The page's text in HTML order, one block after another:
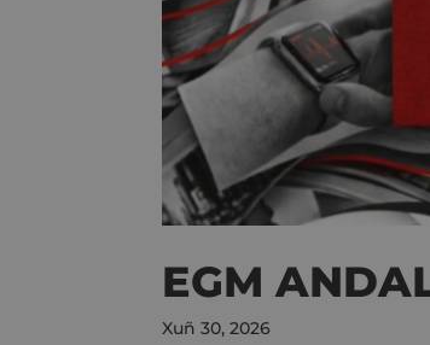
EGM
Xuñ 30, 2026